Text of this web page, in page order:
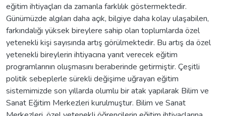
eğitim ihtiyaçları da zamanla farklılık göstermektedir.
Günümüzde algıları daha açık, bilgiye daha kolay ulaşabilen,
farkındalığı yüksek bireylere sahip olan toplumlarda özel
yetenekli kişi sayısında artış görülmektedir. Bu artış da özel
yetenekli bireylerin ihtiyacına yanıt verecek eğitim
programlarının oluşmasını beraberinde getirmiştir. Çeşitli
politik sebeplerle sürekli değişime uğrayan eğitim
sistemimizde son yıllarda olumlu bir atak yapılarak Bilim ve
Sanat Eğitim Merkezleri kurulmuştur. Bilim ve Sanat